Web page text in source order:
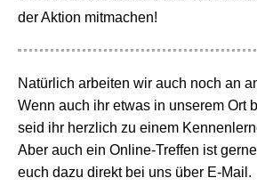
der Aktion mitmachen!
Natürlich arbeiten wir auch noch an
Wenn auch ihr etwas in unserem Ort
seid ihr herzlich zu einem
Aber auch ein Online-Treffen ist
euch dazu direkt bei uns über E-Mail.